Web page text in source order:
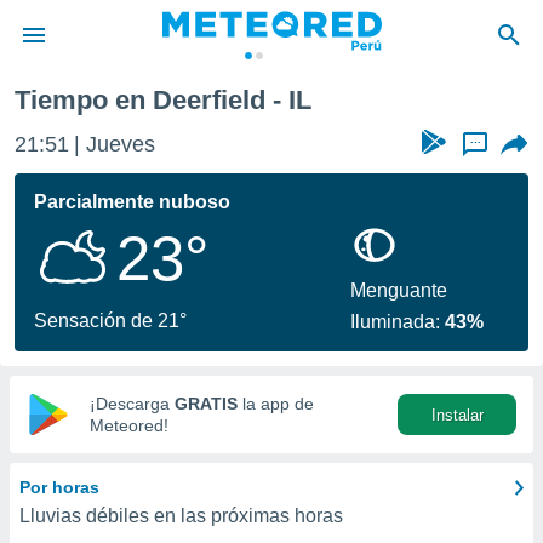
de
ha sido
que se
calidad.
a este
las
y
digital
basada
Tiempo en Deerfield - IL
21:51 Jueves ...
Parcialmente nuboso
23°
Sensación de 21°
Menguante
Iluminada:43%
¡Descarga GRATIS la app de
Meteored!
Instalar
Por horas
Lluvias débiles en las próximas horas